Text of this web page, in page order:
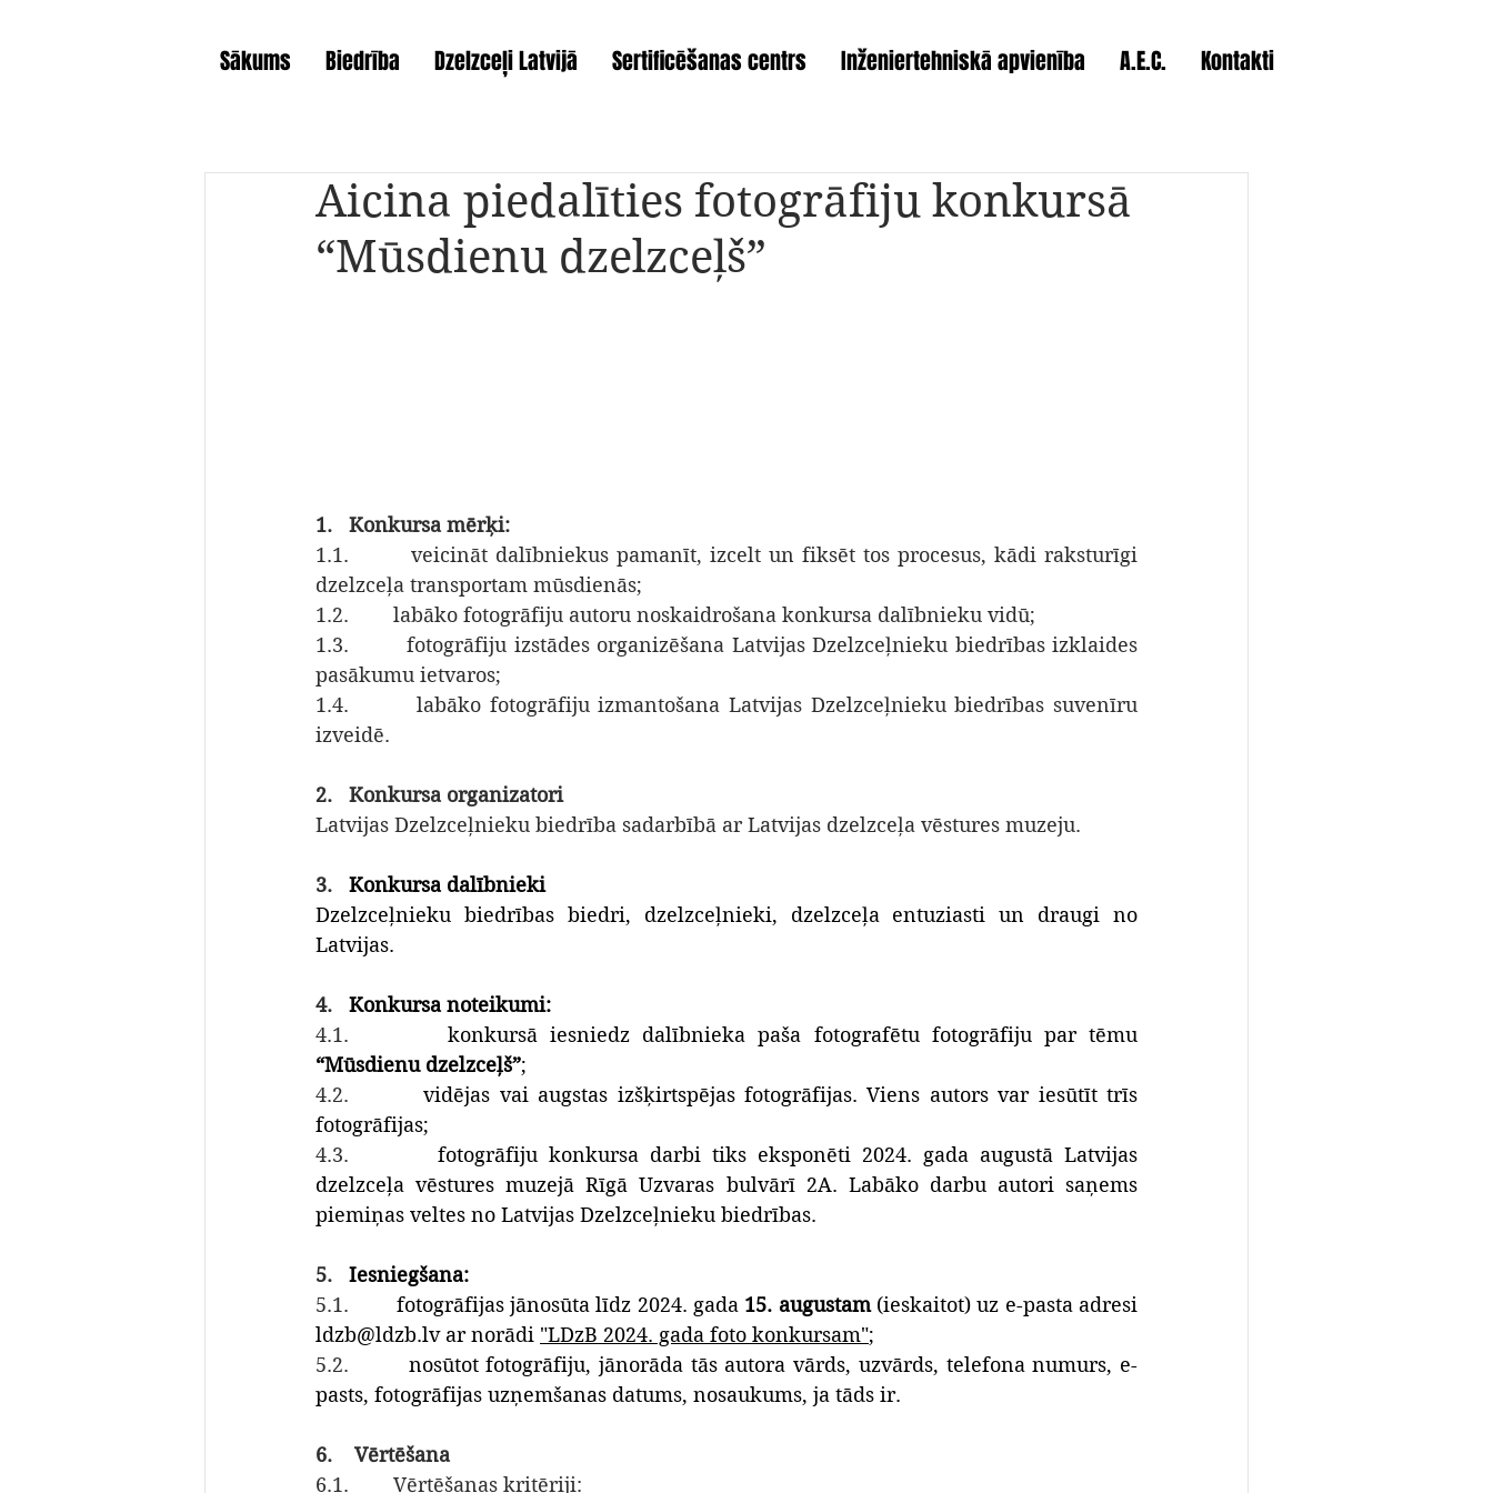
Sākums Biedrība Dzelzceļi Latvijā Sertificēšanas centrs Inženiertehniskā apvienība A.E.C. Kontakti
Aicina piedalīties fotogrāfiju konkursā
“Mūsdienu dzelzceļš”
1.   Konkursa mērķi:
1.1.        veicināt dalībniekus pamanīt, izcelt un fiksēt tos procesus, kādi raksturīgi
dzelzceļa transportam mūsdienās;
1.2.        labāko fotogrāfiju autoru noskaidrošana konkursa dalībnieku vidū;
1.3.        fotogrāfiju izstādes organizēšana Latvijas Dzelzceļnieku biedrības izklaides
pasākumu ietvaros;
1.4.        labāko fotogrāfiju izmantošana Latvijas Dzelzceļnieku biedrības suvenīru
izveidē.
2.   Konkursa organizatori
Latvijas Dzelzceļnieku biedrība sadarbībā ar Latvijas dzelzceļa vēstures muzeju.
3. Konkursa dalībnieki
Dzelzceļnieku biedrības biedri, dzelzceļnieki, dzelzceļa entuziasti un draugi no
Latvijas.
4. Konkursa noteikumi:
4.1.
“Mūsdienu dzelzceļš”;
4.2. vidējas vai augstas izšķirtspējas fotogrāfijas. Viens autors var iesūtīt trīs
fotogrāfijas;
4.3. fotogrāfiju konkursa darbi tiks eksponēti 2024. gada augustā Latvijas
dzelzceļa vēstures muzejā Rīgā Uzvaras bulvārī 2A. Labāko darbu autori saņems
piemiņas veltes no Latvijas Dzelzceļnieku biedrības.
5. Iesniegšana:
5.1. fotogrāfijas jānosūta līdz 2024. gada 15. augustam
ldzb@ldzb.lv ar norādi "LDzB 2024. gada foto konkursam";
5.2. nosūtot fotogrāfiju, jānorāda tās autora vārds, uzvārds, telefona numurs, e-
pasts, fotogrāfijas uzņemšanas datums, nosaukums, ja tāds ir.
6.    Vērtēšana
6.1.        Vērtēšanas kritēriji: